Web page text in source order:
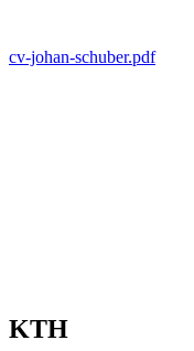
cv-johan-schuber.pdf
KTH